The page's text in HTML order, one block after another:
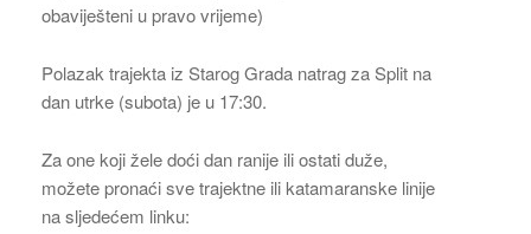
obaviješteni u pravo vrijeme)
Polazak trajekta iz Starog Grada natrag za Split na
dan utrke (subota) je u 17:30.
Za one koji žele doći dan ranije ili ostati duže,
možete pronaći sve trajektne ili katamaranske linije
na sljedećem linku: